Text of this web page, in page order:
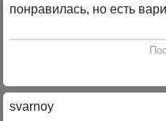
понравилась, но есть
svarnoy